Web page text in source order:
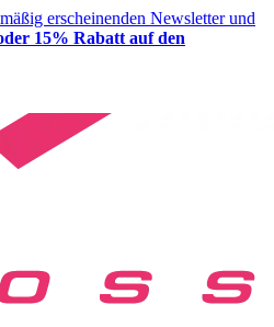
erscheinenden Newsletter und
15% Rabatt auf den